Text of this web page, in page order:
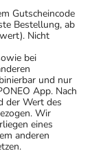
Gutscheincode
Bestellung, ab
Nicht
bei
und nur
App. Nach
der Wert des
Wir
eines
anderen